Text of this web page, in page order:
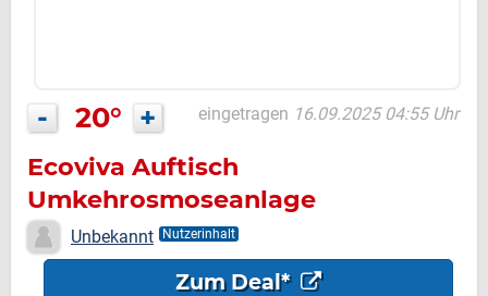
- 20° + eingetragen 16.09.2025 04:55 Uhr
Ecoviva Auftisch
Umkehrosmoseanlage
Wasserfilter mit Wasserkocher
Unbekannt Nutzerinhalt
Zum Deal*